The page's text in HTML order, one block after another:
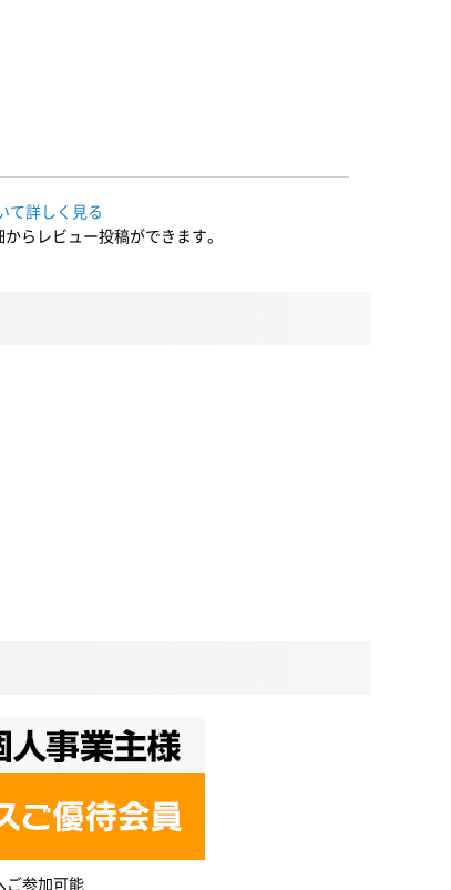
て詳しく見る
らレビュー投稿ができます。
ご参加可能